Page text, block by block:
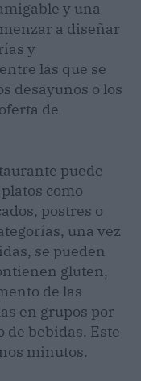
y una
a diseñar
y
las que se
desayunos o los
de
puede
como
postres o
una vez
se pueden
gluten,
de las
en grupos por
de bebidas. Este
minutos.